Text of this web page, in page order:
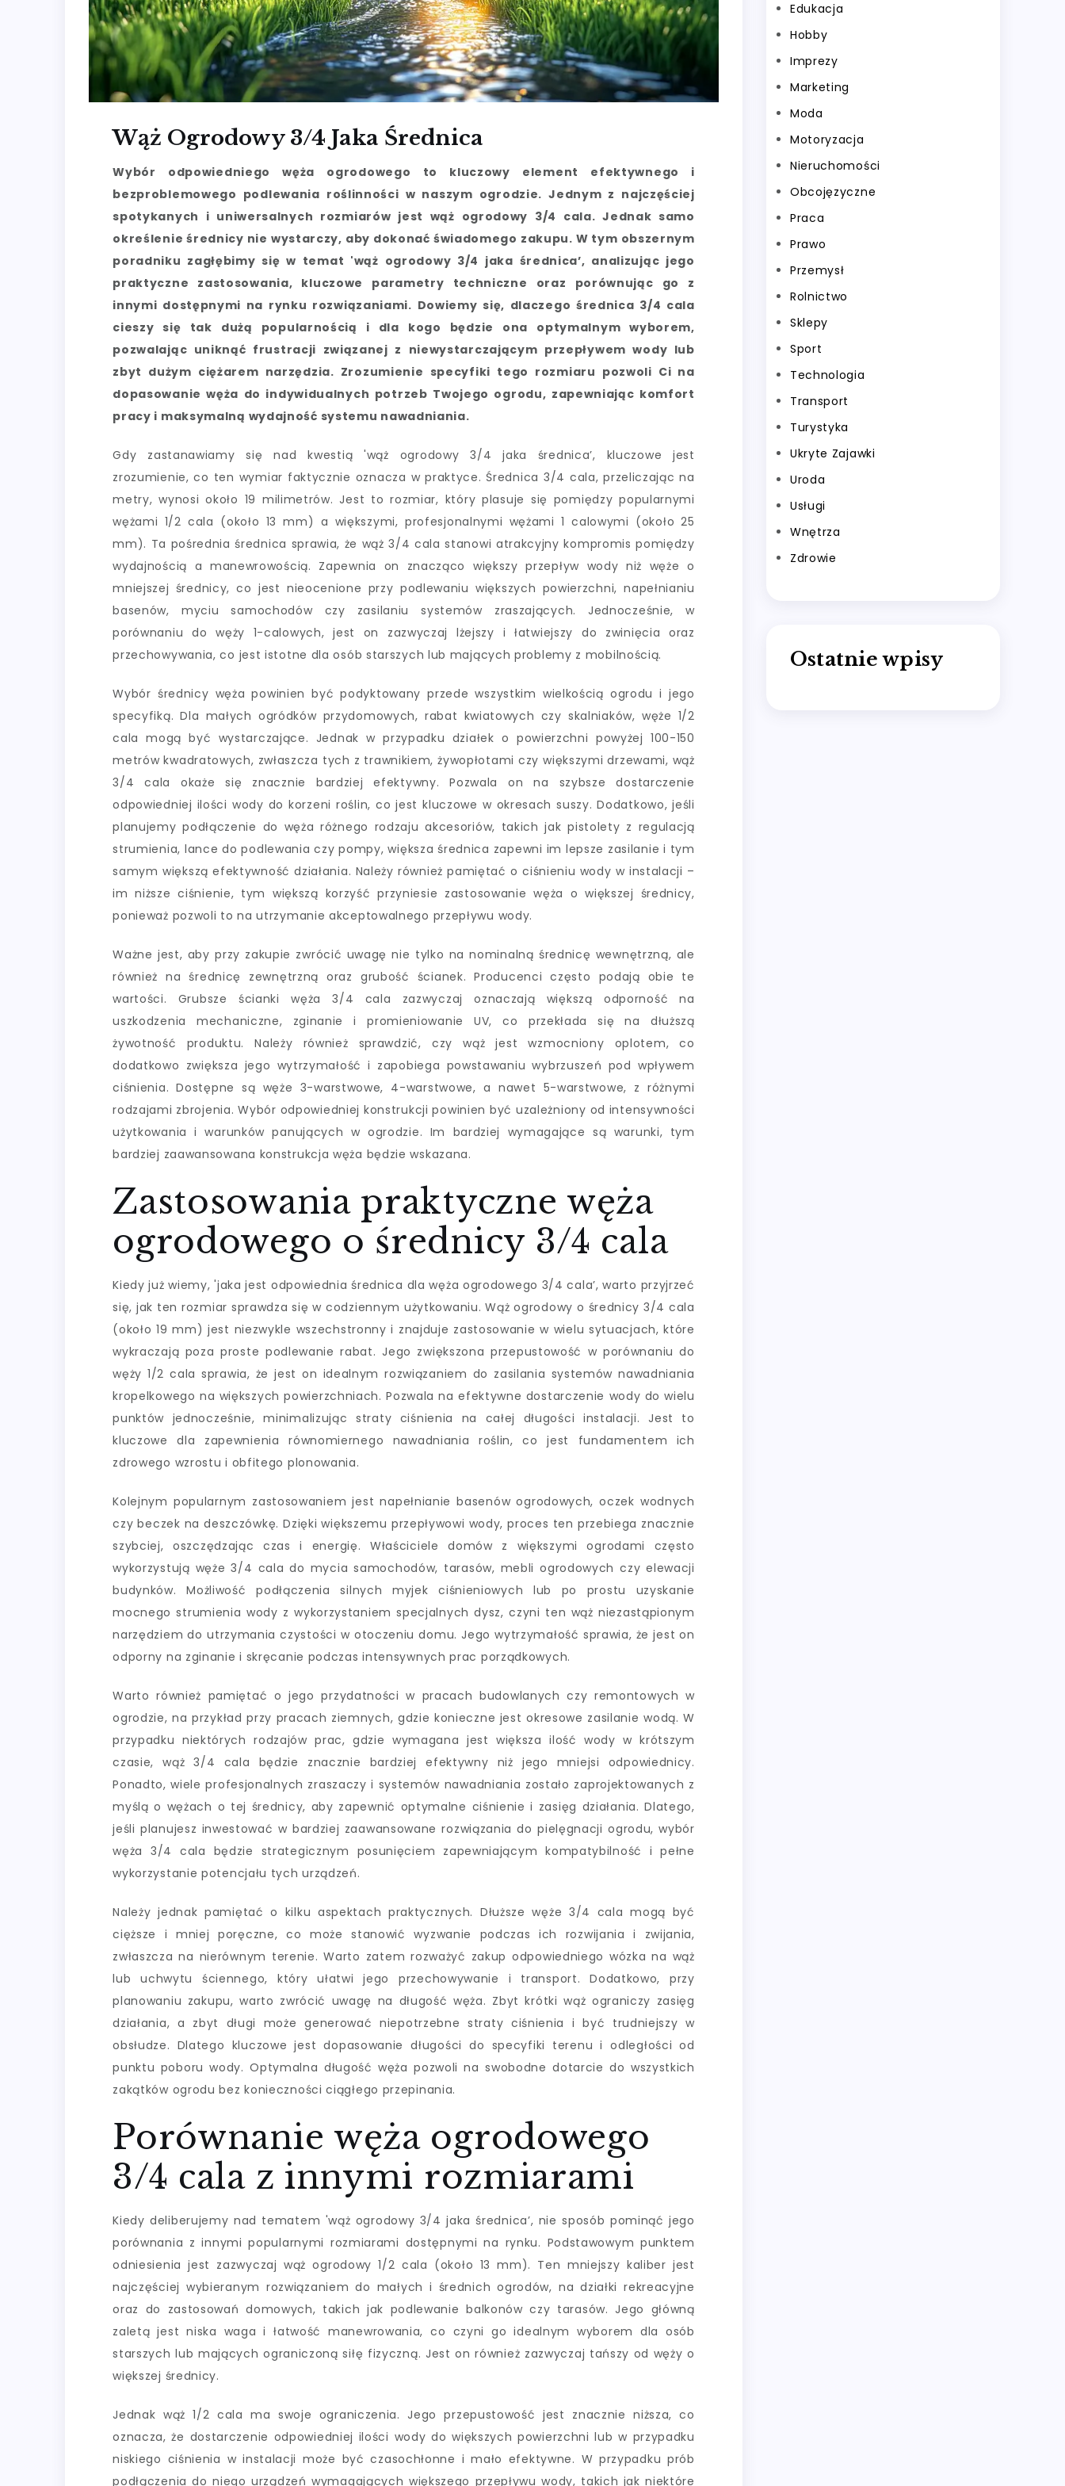
Wąż Ogrodowy 3/4 Jaka Średnica
Wybór odpowiedniego węża ogrodowego to kluczowy element efektywnego i
bezproblemowego podlewania roślinności w naszym ogrodzie. Jednym z najczęściej
spotykanych i uniwersalnych rozmiarów jest wąż ogrodowy 3/4 cala. Jednak samo
określenie średnicy nie wystarczy, aby dokonać świadomego zakupu. W tym obszernym
poradniku zagłębimy się w temat 'wąż ogrodowy 3/4 jaka średnica’, analizując jego
praktyczne zastosowania, kluczowe parametry techniczne oraz porównując go z
innymi dostępnymi na rynku rozwiązaniami. Dowiemy się, dlaczego średnica 3/4 cala
cieszy się tak dużą popularnością i dla kogo będzie ona optymalnym wyborem,
pozwalając uniknąć frustracji związanej z niewystarczającym przepływem wody lub
zbyt dużym ciężarem narzędzia. Zrozumienie specyfiki tego rozmiaru pozwoli Ci na
dopasowanie węża do indywidualnych potrzeb Twojego ogrodu, zapewniając komfort
pracy i maksymalną wydajność systemu nawadniania.
Gdy zastanawiamy się nad kwestią 'wąż ogrodowy 3/4 jaka średnica’, kluczowe jest
zrozumienie, co ten wymiar faktycznie oznacza w praktyce. Średnica 3/4 cala, przeliczając na
metry, wynosi około 19 milimetrów. Jest to rozmiar, który plasuje się pomiędzy popularnymi
wężami 1/2 cala (około 13 mm) a większymi, profesjonalnymi wężami 1 calowymi (około 25
mm). Ta pośrednia średnica sprawia, że wąż 3/4 cala stanowi atrakcyjny kompromis pomiędzy
wydajnością a manewrowością. Zapewnia on znacząco większy przepływ wody niż węże o
mniejszej średnicy, co jest nieocenione przy podlewaniu większych powierzchni, napełnianiu
basenów, myciu samochodów czy zasilaniu systemów zraszających. Jednocześnie, w
porównaniu do węży 1-calowych, jest on zazwyczaj lżejszy i łatwiejszy do zwinięcia oraz
przechowywania, co jest istotne dla osób starszych lub mających problemy z mobilnością.
Wybór średnicy węża powinien być podyktowany przede wszystkim wielkością ogrodu i jego
specyfiką. Dla małych ogródków przydomowych, rabat kwiatowych czy skalniaków, węże 1/2
cala mogą być wystarczające. Jednak w przypadku działek o powierzchni powyżej 100-150
metrów kwadratowych, zwłaszcza tych z trawnikiem, żywopłotami czy większymi drzewami, wąż
3/4 cala okaże się znacznie bardziej efektywny. Pozwala on na szybsze dostarczenie
odpowiedniej ilości wody do korzeni roślin, co jest kluczowe w okresach suszy. Dodatkowo, jeśli
planujemy podłączenie do węża różnego rodzaju akcesoriów, takich jak pistolety z regulacją
strumienia, lance do podlewania czy pompy, większa średnica zapewni im lepsze zasilanie i tym
samym większą efektywność działania. Należy również pamiętać o ciśnieniu wody w instalacji –
im niższe ciśnienie, tym większą korzyść przyniesie zastosowanie węża o większej średnicy,
ponieważ pozwoli to na utrzymanie akceptowalnego przepływu wody.
Ważne jest, aby przy zakupie zwrócić uwagę nie tylko na nominalną średnicę wewnętrzną, ale
również na średnicę zewnętrzną oraz grubość ścianek. Producenci często podają obie te
wartości. Grubsze ścianki węża 3/4 cala zazwyczaj oznaczają większą odporność na
uszkodzenia mechaniczne, zginanie i promieniowanie UV, co przekłada się na dłuższą
żywotność produktu. Należy również sprawdzić, czy wąż jest wzmocniony oplotem, co
dodatkowo zwiększa jego wytrzymałość i zapobiega powstawaniu wybrzuszeń pod wpływem
ciśnienia. Dostępne są węże 3-warstwowe, 4-warstwowe, a nawet 5-warstwowe, z różnymi
rodzajami zbrojenia. Wybór odpowiedniej konstrukcji powinien być uzależniony od intensywności
użytkowania i warunków panujących w ogrodzie. Im bardziej wymagające są warunki, tym
bardziej zaawansowana konstrukcja węża będzie wskazana.
Zastosowania praktyczne węża
ogrodowego o średnicy 3/4 cala
Kiedy już wiemy, 'jaka jest odpowiednia średnica dla węża ogrodowego 3/4 cala’, warto przyjrzeć
się, jak ten rozmiar sprawdza się w codziennym użytkowaniu. Wąż ogrodowy o średnicy 3/4 cala
(około 19 mm) jest niezwykle wszechstronny i znajduje zastosowanie w wielu sytuacjach, które
wykraczają poza proste podlewanie rabat. Jego zwiększona przepustowość w porównaniu do
węży 1/2 cala sprawia, że jest on idealnym rozwiązaniem do zasilania systemów nawadniania
kropelkowego na większych powierzchniach. Pozwala na efektywne dostarczenie wody do wielu
punktów jednocześnie, minimalizując straty ciśnienia na całej długości instalacji. Jest to
kluczowe dla zapewnienia równomiernego nawadniania roślin, co jest fundamentem ich
zdrowego wzrostu i obfitego plonowania.
Kolejnym popularnym zastosowaniem jest napełnianie basenów ogrodowych, oczek wodnych
czy beczek na deszczówkę. Dzięki większemu przepływowi wody, proces ten przebiega znacznie
szybciej, oszczędzając czas i energię. Właściciele domów z większymi ogrodami często
wykorzystują węże 3/4 cala do mycia samochodów, tarasów, mebli ogrodowych czy elewacji
budynków. Możliwość podłączenia silnych myjek ciśnieniowych lub po prostu uzyskanie
mocnego strumienia wody z wykorzystaniem specjalnych dysz, czyni ten wąż niezastąpionym
narzędziem do utrzymania czystości w otoczeniu domu. Jego wytrzymałość sprawia, że jest on
odporny na zginanie i skręcanie podczas intensywnych prac porządkowych.
Warto również pamiętać o jego przydatności w pracach budowlanych czy remontowych w
ogrodzie, na przykład przy pracach ziemnych, gdzie konieczne jest okresowe zasilanie wodą. W
przypadku niektórych rodzajów prac, gdzie wymagana jest większa ilość wody w krótszym
czasie, wąż 3/4 cala będzie znacznie bardziej efektywny niż jego mniejsi odpowiednicy.
Ponadto, wiele profesjonalnych zraszaczy i systemów nawadniania zostało zaprojektowanych z
myślą o wężach o tej średnicy, aby zapewnić optymalne ciśnienie i zasięg działania. Dlatego,
jeśli planujesz inwestować w bardziej zaawansowane rozwiązania do pielęgnacji ogrodu, wybór
węża 3/4 cala będzie strategicznym posunięciem zapewniającym kompatybilność i pełne
wykorzystanie potencjału tych urządzeń.
Należy jednak pamiętać o kilku aspektach praktycznych. Dłuższe węże 3/4 cala mogą być
cięższe i mniej poręczne, co może stanowić wyzwanie podczas ich rozwijania i zwijania,
zwłaszcza na nierównym terenie. Warto zatem rozważyć zakup odpowiedniego wózka na wąż
lub uchwytu ściennego, który ułatwi jego przechowywanie i transport. Dodatkowo, przy
planowaniu zakupu, warto zwrócić uwagę na długość węża. Zbyt krótki wąż ograniczy zasięg
działania, a zbyt długi może generować niepotrzebne straty ciśnienia i być trudniejszy w
obsłudze. Dlatego kluczowe jest dopasowanie długości do specyfiki terenu i odległości od
punktu poboru wody. Optymalna długość węża pozwoli na swobodne dotarcie do wszystkich
zakątków ogrodu bez konieczności ciągłego przepinania.
Porównanie węża ogrodowego
3/4 cala z innymi rozmiarami
Kiedy deliberujemy nad tematem 'wąż ogrodowy 3/4 jaka średnica’, nie sposób pominąć jego
porównania z innymi popularnymi rozmiarami dostępnymi na rynku. Podstawowym punktem
odniesienia jest zazwyczaj wąż ogrodowy 1/2 cala (około 13 mm). Ten mniejszy kaliber jest
najczęściej wybieranym rozwiązaniem do małych i średnich ogrodów, na działki rekreacyjne
oraz do zastosowań domowych, takich jak podlewanie balkonów czy tarasów. Jego główną
zaletą jest niska waga i łatwość manewrowania, co czyni go idealnym wyborem dla osób
starszych lub mających ograniczoną siłę fizyczną. Jest on również zazwyczaj tańszy od węży o
większej średnicy.
Jednak wąż 1/2 cala ma swoje ograniczenia. Jego przepustowość jest znacznie niższa, co
oznacza, że dostarczenie odpowiedniej ilości wody do większych powierzchni lub w przypadku
niskiego ciśnienia w instalacji może być czasochłonne i mało efektywne. W przypadku prób
podłączenia do niego urządzeń wymagających większego przepływu wody, takich jak niektóre
Edukacja
Hobby
Imprezy
Marketing
Moda
Motoryzacja
Nieruchomości
Obcojęzyczne
Praca
Prawo
Przemysł
Rolnictwo
Sklepy
Sport
Technologia
Transport
Turystyka
Ukryte Zajawki
Uroda
Usługi
Wnętrza
Zdrowie
Ostatnie wpisy